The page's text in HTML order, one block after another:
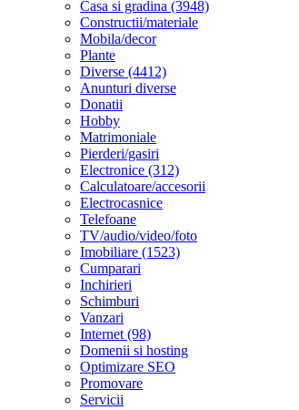
Casa si gradina (3948)
Constructii/materiale
Mobila/decor
Plante
Diverse (4412)
Anunturi diverse
Donatii
Hobby
Matrimoniale
Pierderi/gasiri
Electronice (312)
Calculatoare/accesorii
Electrocasnice
Telefoane
TV/audio/video/foto
Imobiliare (1523)
Cumparari
Inchirieri
Schimburi
Vanzari
Internet (98)
Domenii si hosting
Optimizare SEO
Promovare
Servicii